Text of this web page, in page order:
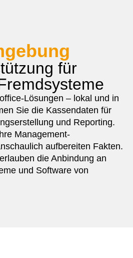
für
Lösungen – lokal und in
Sie die Kassendaten für
und Reporting.
Management-
aufbereiten Fakten.
die Anbindung an
und Software von